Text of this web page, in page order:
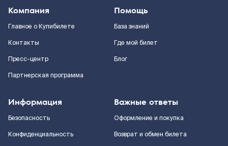
Компания
Главное о Купибилете
Контакты
Пресс-центр
Партнерская программа
Помощь
База знаний
Где мой билет
Блог
Информация
Безопасность
Конфиденциальность
Важные ответы
Оформление и покупка
Возврат и обмен билета